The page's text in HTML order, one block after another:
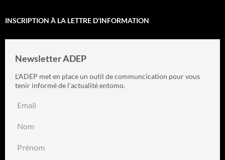
INSCRIPTION À LA LETTRE D’INFORMATION
Newsletter ADEP
L'ADEP met en place un outil de communcication pour vous
tenir informé de l'actualité entomo.